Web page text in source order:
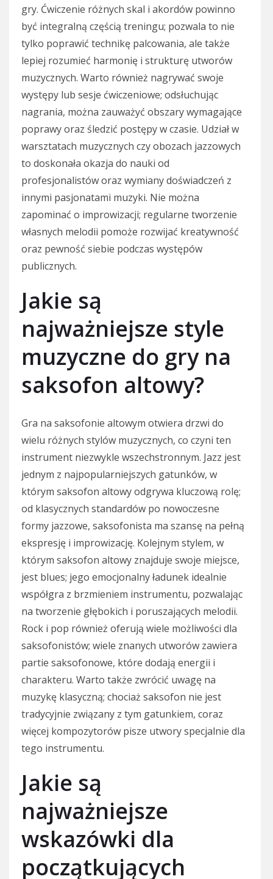
gry. Ćwiczenie różnych skal i akordów powinno
być integralną częścią treningu; pozwala to nie
tylko poprawić technikę palcowania, ale także
lepiej rozumieć harmonię i strukturę utworów
muzycznych. Warto również nagrywać swoje
występy lub sesje ćwiczeniowe; odsłuchując
nagrania, można zauważyć obszary wymagające
poprawy oraz śledzić postępy w czasie. Udział w
warsztatach muzycznych czy obozach jazzowych
to doskonała okazja do nauki od
profesjonalistów oraz wymiany doświadczeń z
innymi pasjonatami muzyki. Nie można
zapominać o improwizacji; regularne tworzenie
własnych melodii pomoże rozwijać kreatywność
oraz pewność siebie podczas występów
publicznych.
Jakie są
najważniejsze style
muzyczne do gry na
saksofon altowy?
Gra na saksofonie altowym otwiera drzwi do
wielu różnych stylów muzycznych, co czyni ten
instrument niezwykle wszechstronnym. Jazz jest
jednym z najpopularniejszych gatunków, w
którym saksofon altowy odgrywa kluczową rolę;
od klasycznych standardów po nowoczesne
formy jazzowe, saksofonista ma szansę na pełną
ekspresję i improwizację. Kolejnym stylem, w
którym saksofon altowy znajduje swoje miejsce,
jest blues; jego emocjonalny ładunek idealnie
współgra z brzmieniem instrumentu, pozwalając
na tworzenie głębokich i poruszających melodii.
Rock i pop również oferują wiele możliwości dla
saksofonistów; wiele znanych utworów zawiera
partie saksofonowe, które dodają energii i
charakteru. Warto także zwrócić uwagę na
muzykę klasyczną; chociaż saksofon nie jest
tradycyjnie związany z tym gatunkiem, coraz
więcej kompozytorów pisze utwory specjalnie dla
tego instrumentu.
Jakie są
najważniejsze
wskazówki dla
początkujących